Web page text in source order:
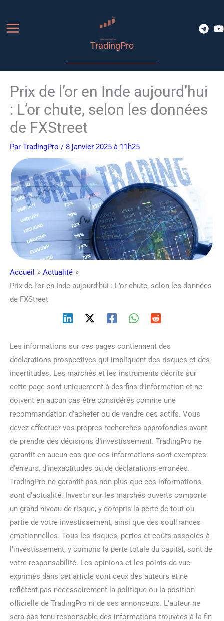
contenu
TradingPro
Prix de l’or en Inde aujourd’hui
: L’or chute, selon les données
de FXStreet
Par TradingPro / 8 janvier 2025 à 11h25
Accueil
Actualité
Prix de l’or en Inde aujourd’hui : L’or chute, selon les données
de FXStreet
Les informations sur ces pages contiennent des
déclarations prospectives qui impliquent des risques et des
incertitudes. Les marchés et les instruments décrits sur
cette page sont uniquement à des fins d’information et ne
doivent en aucun cas être considérés comme une
recommandation d’acheter ou de vendre ces actifs. Vous
devez effectuer vos propres recherches approfondies avant
de prendre des décisions d’investissement. TradingPro ne
garantit en aucun cas que ces informations sont exemptes
d’erreurs, d’inexactitudes ou de déclarations erronées.
TradingPro ne garantit pas non plus que ces informations
sont d’actualité. Investir sur les marchés ouverts comporte
un grand niveau de risque, y compris la perte de tout ou
partie de votre investissement, ainsi que des souffrances
émotionnelles. Tous les risques, pertes et coûts associés à
l’investissement, y compris la perte totale du capital, sont de
votre responsabilité. Les opinions et les points de vue
exprimés dans cet article sont ceux des auteurs et ne
reflètent pas nécessairement la politique ou la position
officielle de TradingPro ni de ses annonceurs. L’auteur ne
sera pas tenu responsable des informations trouvées à la fin